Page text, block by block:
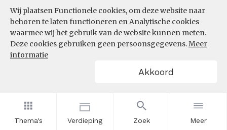
Thema's Verdieping Zoek Meer
Wij plaatsen Functionele cookies, om deze website naar
behoren te laten functioneren en Analytische cookies
waarmee wij het gebruik van de website kunnen meten.
Deze cookies gebruiken geen persoonsgegevens.Meer
informatie
Akkoord
CBS(25-06-2026)